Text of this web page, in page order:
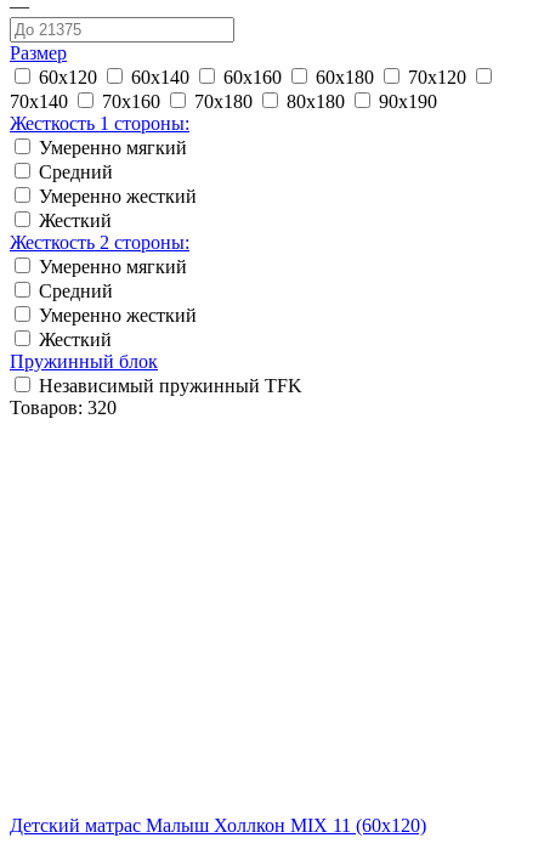
—
Размер
60x120
60x140 60x160 60x180
70x120
70x140
70x160 70x180 80x180
90x190
Жесткость 1 стороны:
Умеренно мягкий
Средний
Умеренно жесткий
Жесткий
Жесткость 2 стороны:
Умеренно мягкий
Средний
Умеренно жесткий
Жесткий
Пружинный блок
Независимый пружинный TFK
Товаров: 320
Детский матрас Малыш Холлкон MIX 11 (60x120)